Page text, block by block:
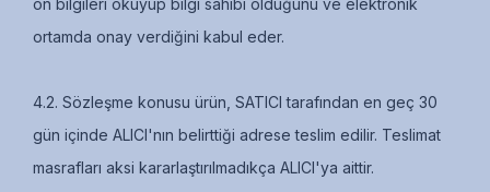
ön bilgileri okuyup bilgi sahibi olduğunu ve elektronik
ortamda onay verdiğini kabul eder.
4.2. Sözleşme konusu ürün, SATICI tarafından en geç 30
gün içinde ALICI'nın belirttiği adrese teslim edilir. Teslimat
masrafları aksi kararlaştırılmadıkça ALICI'ya aittir.